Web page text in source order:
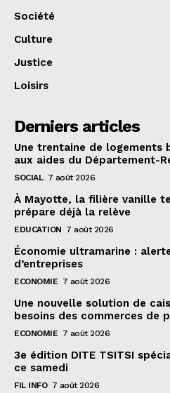
Société
Culture
Justice
Loisirs
Derniers articles
Une trentaine de logements
aux aides du Département-
SOCIAL 7 août 2026
À Mayotte, la filière vanille
prépare déjà la relève
EDUCATION 7 août 2026
Économie ultramarine :
d’entreprises
ECONOMIE 7 août 2026
Une nouvelle solution de
besoins des commerces de
ECONOMIE 7 août 2026
3e édition DITE TSITSI
ce samedi
FIL INFO 7 août 2026